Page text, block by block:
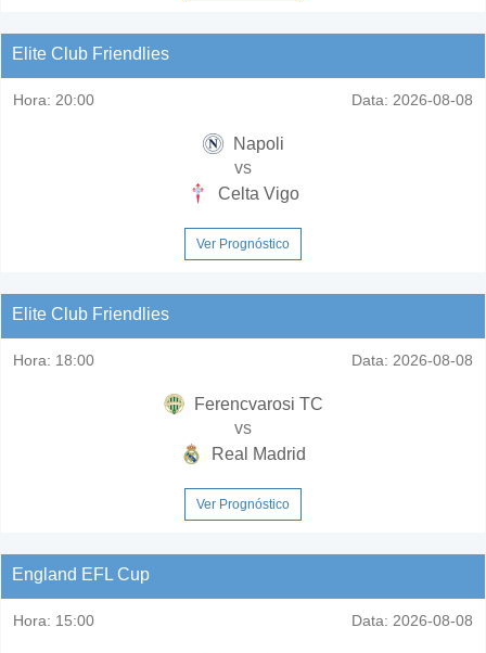
Elite Club Friendlies
Hora: 20:00 Data: 2026-08-08
Napoli
vs
Celta Vigo
Ver Prognóstico
Elite Club Friendlies
Hora: 18:00 Data: 2026-08-08
Ferencvarosi TC
vs
Real Madrid
Ver Prognóstico
England EFL Cup
Hora: 15:00 Data: 2026-08-08